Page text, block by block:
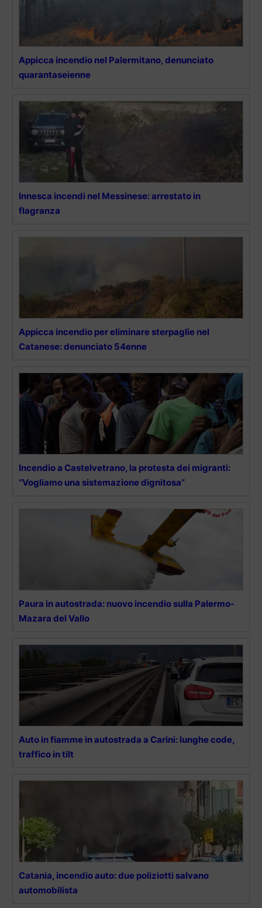
Appicca incendio nel Palermitano, denunciato
quarantaseienne
Innesca incendi nel Messinese: arrestato in
flagranza
Appicca incendio per eliminare sterpaglie nel
Catanese: denunciato 54enne
Incendio a Castelvetrano, la protesta dei migranti:
“Vogliamo una sistemazione dignitosa”
Paura in autostrada: nuovo incendio sulla Palermo-
Mazara del Vallo
Auto in fiamme in autostrada a Carini: lunghe code,
traffico in tilt
Catania, incendio auto: due poliziotti salvano
automobilista